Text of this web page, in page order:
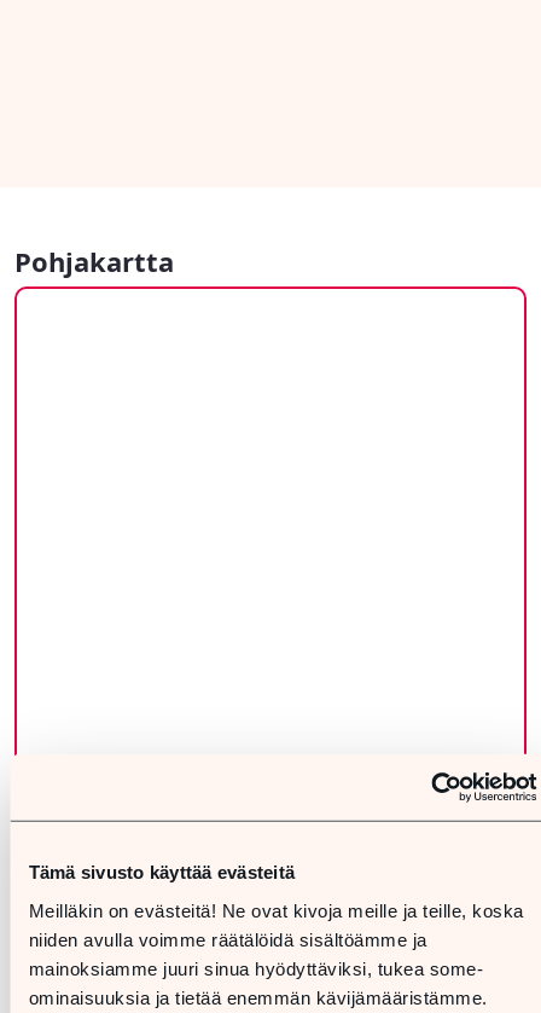
Tämä sivusto käyttää evästeitä
Meilläkin on evästeitä! Ne ovat kivoja meille ja teille, koska
niiden avulla voimme räätälöidä sisältöämme ja
mainoksiamme juuri sinua hyödyttäviksi, tukea some-
ominaisuuksia ja tietää enemmän kävijämääristämme.
Pohjakartta